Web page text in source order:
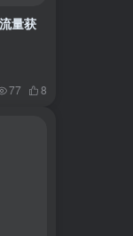
量获
77 8